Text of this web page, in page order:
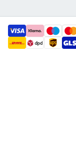
payment methods
shipment methods